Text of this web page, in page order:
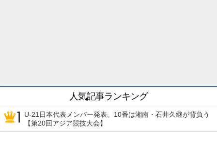
人気記事ランキング
U-21日本代表メンバー発表。10番は湘南・石井久継が背負う
【第20回アジア競技大会】